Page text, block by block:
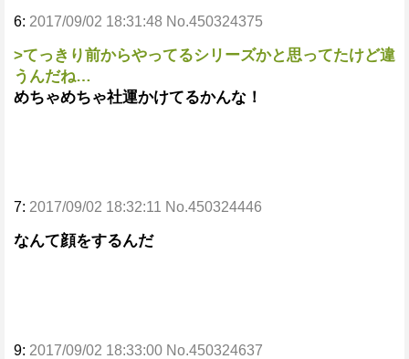
6: 2017/09/02 18:31:48 No.450324375
>てっきり前からやってるシリーズかと思ってたけど違
うんだね…
めちゃめちゃ社運かけてるかんな！
7: 2017/09/02 18:32:11 No.450324446
なんて顔をするんだ
9: 2017/09/02 18:33:00 No.450324637